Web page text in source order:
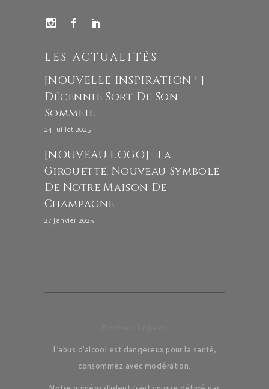
LES ACTUALITÉS
[NOUVELLE INSPIRATION ! ]
Décennie Sort De Son
Sommeil
24 juillet 2025
[NOUVEAU LOGO] : La
Girouette, Nouveau Symbole
De Notre Maison De
Champagne
27 janvier 2025
L’abus d’alcool est dangereux pour la santé,
consommez avec modération.